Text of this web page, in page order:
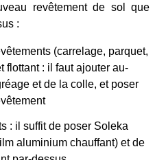
revêtement de sol que
:
(carrelage, parquet,
: il faut ajouter au-
et de la colle, et poser
: il suffit de poser Soleka
aluminium chauffant) et de